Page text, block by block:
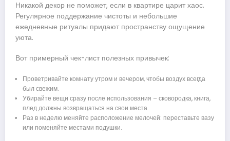
Никакой декор не поможет, если в квартире царит хаос.
Регулярное поддержание чистоты и небольшие
ежедневные ритуалы придают пространству ощущение
уюта.
Вот примерный чек-лист полезных привычек:
Проветривайте комнату утром и вечером, чтобы воздух всегда
был свежим.
Убирайте вещи сразу после использования – сковородка, книга,
плед должны возвращаться на свои места.
Раз в неделю меняйте расположение мелочей: переставьте вазу
или поменяйте местами подушки.